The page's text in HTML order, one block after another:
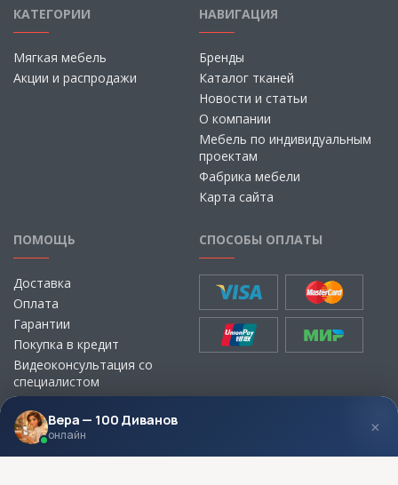
КАТЕГОРИИ
Мягкая мебель
Акции и распродажи
НАВИГАЦИЯ
Бренды
Каталог тканей
Новости и статьи
О компании
Мебель по индивидуальным
проектам
Фабрика мебели
Карта сайта
ПОМОЩЬ
Доставка
Оплата
Гарантии
Покупка в кредит
Видеоконсультация со
специалистом
Выбор ткани для мебели без
визита в магазин
СПОСОБЫ ОПЛАТЫ
МЫ В СОЦСЕТЯХ КОНТАКТЫ
Вера — 100 Диванов
онлайн ×